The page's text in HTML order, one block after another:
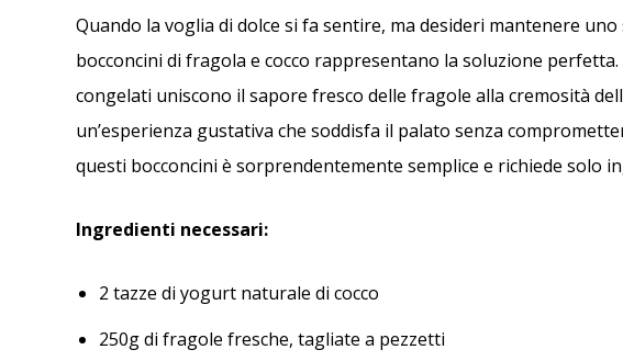
Quando la voglia di dolce si fa sentire, ma desideri mantenere
bocconcini di fragola e cocco rappresentano la soluzione
congelati uniscono il sapore fresco delle fragole alla cremosità
un’esperienza gustativa che soddisfa il palato senza
questi bocconcini è sorprendentemente semplice e richiede solo
Ingredienti necessari:
2 tazze di yogurt naturale di cocco
250g di fragole fresche, tagliate a pezzetti